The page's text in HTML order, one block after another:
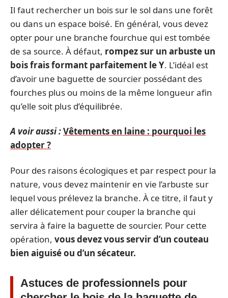
Il faut rechercher un bois sur le sol dans une forêt
ou dans un espace boisé. En général, vous devez
opter pour une branche fourchue qui est tombée
de sa source. À défaut, rompez sur un arbuste un
bois frais formant parfaitement le Y. L’idéal est
d’avoir une baguette de sourcier possédant des
fourches plus ou moins de la même longueur afin
qu’elle soit plus d’équilibrée.
A voir aussi :Vêtements en laine : pourquoi les
adopter ?
Pour des raisons écologiques et par respect pour la
nature, vous devez maintenir en vie l’arbuste sur
lequel vous prélevez la branche. À ce titre, il faut y
aller délicatement pour couper la branche qui
servira à faire la baguette de sourcier. Pour cette
opération, vous devez vous servir d’un couteau
bien aiguisé ou d’un sécateur.
Astuces de professionnels pour